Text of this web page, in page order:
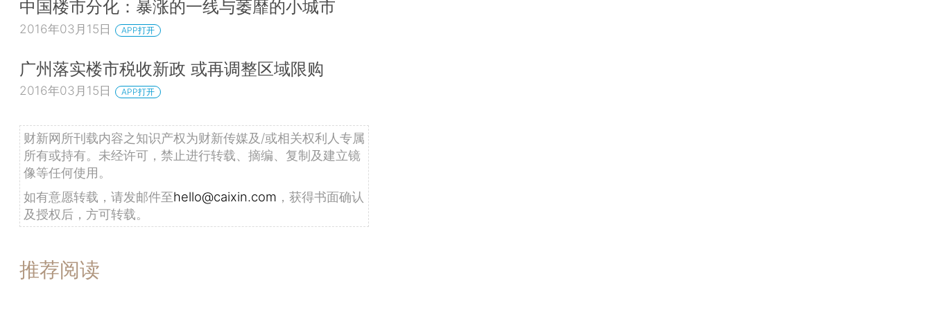
中国楼市分化：暴涨的一线与萎靡的小城市
2016年03月15日 APP打开
广州落实楼市税收新政 或再调整区域限购
2016年03月15日 APP打开
财新网所刊载内容之知识产权为财新传媒及/或相关权利人专属
所有或持有。未经许可，禁止进行转载、摘编、复制及建立镜
像等任何使用。
如有意愿转载，请发邮件至hello@caixin.com ，获得书面确认
及授权后，方可转载。
推荐阅读